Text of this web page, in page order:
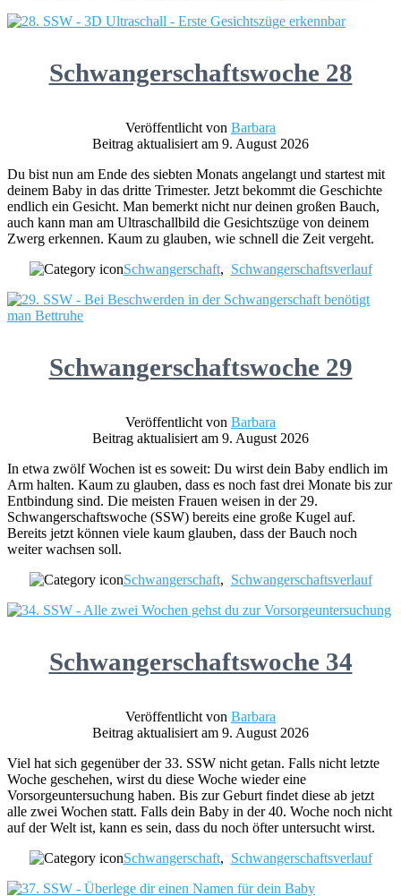
Schwangerschaftswoche 28
Veröffentlicht von Barbara
Beitrag aktualisiert am 9. August 2026
Du bist nun am Ende des siebten Monats angelangt und startest mit
deinem Baby in das dritte Trimester. Jetzt bekommt die Geschichte
endlich ein Gesicht. Man bemerkt nicht nur deinen großen Bauch,
auch kann man am Ultraschallbild die Gesichtszüge von deinem
Zwerg erkennen. Kaum zu glauben, wie schnell die Zeit vergeht.
Schwangerschaft, Schwangerschaftsverlauf
Schwangerschaftswoche 29
Veröffentlicht von Barbara
Beitrag aktualisiert am 9. August 2026
In etwa zwölf Wochen ist es soweit: Du wirst dein Baby endlich im
Arm halten. Kaum zu glauben, dass es noch fast drei Monate bis zur
Entbindung sind. Die meisten Frauen weisen in der 29.
Schwangerschaftswoche (SSW) bereits eine große Kugel auf.
Bereits jetzt können viele kaum glauben, dass der Bauch noch
weiter wachsen soll.
Schwangerschaft, Schwangerschaftsverlauf
Schwangerschaftswoche 34
Veröffentlicht von Barbara
Beitrag aktualisiert am 9. August 2026
Viel hat sich gegenüber der 33. SSW nicht getan. Falls nicht letzte
Woche geschehen, wirst du diese Woche wieder eine
Vorsorgeuntersuchung haben. Bis zur Geburt findet diese ab jetzt
alle zwei Wochen statt. Falls dein Baby in der 40. Woche noch nicht
auf der Welt ist, kann es sein, dass du noch öfter untersucht wirst.
Schwangerschaft, Schwangerschaftsverlauf